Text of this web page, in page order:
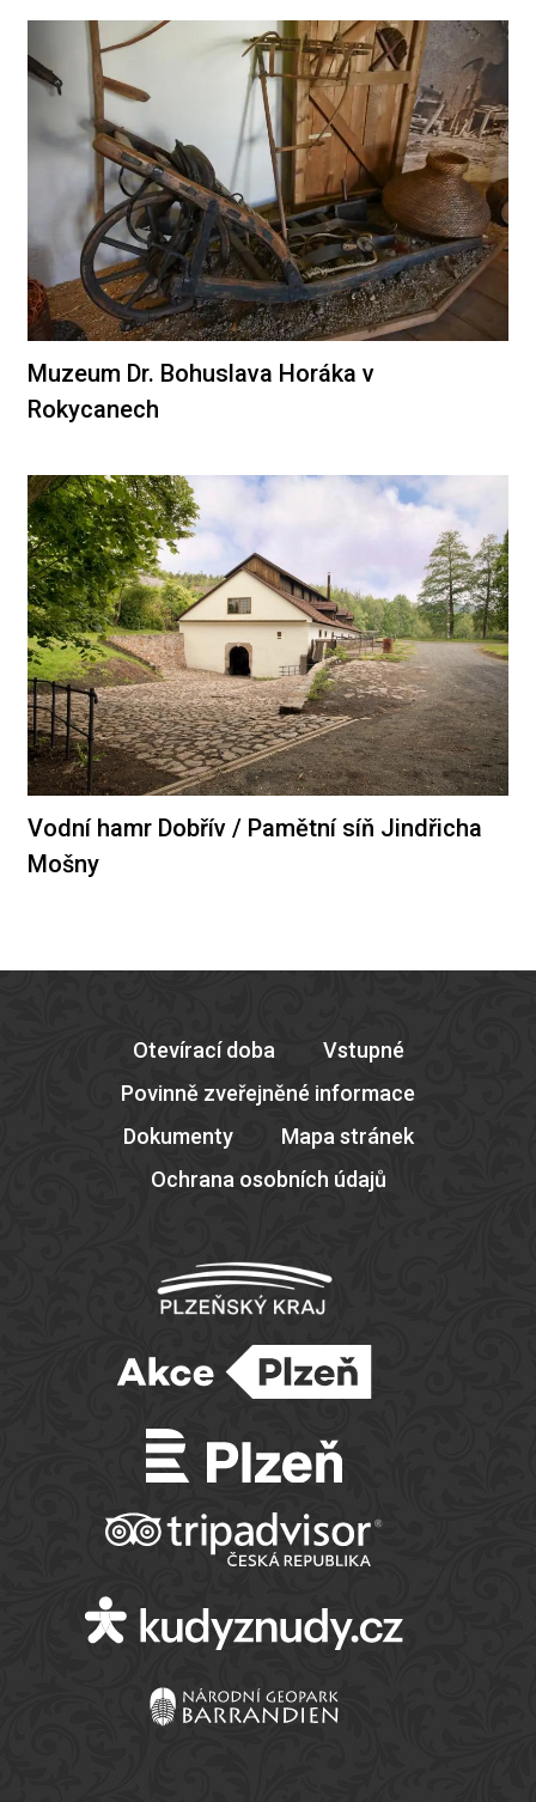
Muzeum Dr. Bohuslava Horáka v
Rokycanech
Vodní hamr Dobřív / Pamětní síň Jindřicha
Mošny
Otevírací doba
Vstupné
Povinně zveřejněné informace
Dokumenty
Mapa stránek
Ochrana osobních údajů